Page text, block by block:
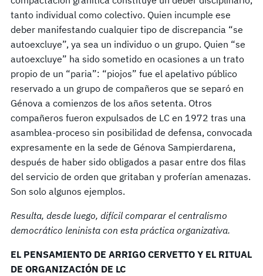
tanto individual como colectivo. Quien incumple ese
deber manifestando cualquier tipo de discrepancia “se
autoexcluye”, ya sea un individuo o un grupo. Quien “se
autoexcluye” ha sido sometido en ocasiones a un trato
propio de un “paria”: “piojos” fue el apelativo público
reservado a un grupo de compañeros que se separó en
Génova a comienzos de los años setenta. Otros
compañeros fueron expulsados de LC en 1972 tras una
asamblea-proceso sin posibilidad de defensa, convocada
expresamente en la sede de Génova Sampierdarena,
después de haber sido obligados a pasar entre dos filas
del servicio de orden que gritaban y proferían amenazas.
Son solo algunos ejemplos.
Resulta, desde luego, difícil comparar el centralismo
democrático leninista con esta práctica organizativa.
EL PENSAMIENTO DE ARRIGO CERVETTO Y EL RITUAL
DE ORGANIZACIÓN DE LC